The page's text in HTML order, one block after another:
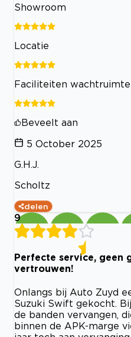
Showroom
Locatie
Faciliteiten wachtruimte
Beveelt aan
5 October 2025
G.H.J.
Scholtz
delen
9
Perfecte service, geen
vertrouwen!
Onlangs bij Auto Zuyd
Suzuki Swift gekocht.
de banden vervangen,
binnen de APK-marge